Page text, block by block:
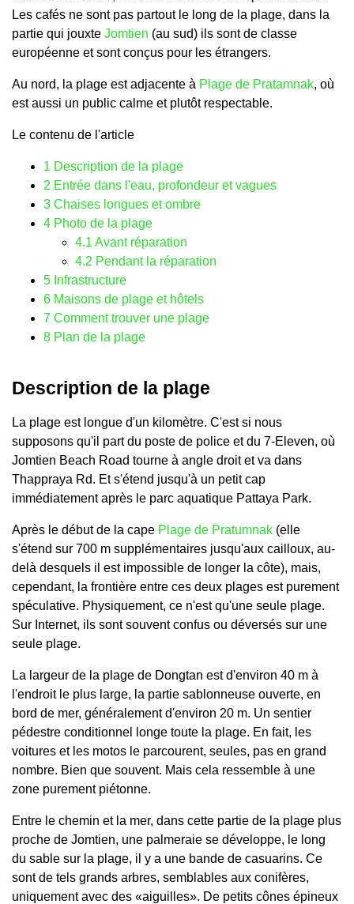
Les cafés ne sont pas partout le long de la plage, dans la
partie qui jouxte Jomtien (au sud) ils sont de classe
européenne et sont conçus pour les étrangers.
Au nord, la plage est adjacente à Plage de Pratamnak, où
est aussi un public calme et plutôt respectable.
Le contenu de l'article
1 Description de la plage
2 Entrée dans l'eau, profondeur et vagues
3 Chaises longues et ombre
4 Photo de la plage
4.1 Avant réparation
4.2 Pendant la réparation
5 Infrastructure
6 Maisons de plage et hôtels
7 Comment trouver une plage
8 Plan de la plage
Description de la plage
La plage est longue d'un kilomètre. C'est si nous
supposons qu'il part du poste de police et du 7-Eleven, où
Jomtien Beach Road tourne à angle droit et va dans
Thappraya Rd. Et s'étend jusqu'à un petit cap
immédiatement après le parc aquatique Pattaya Park.
Après le début de la cape Plage de Pratumnak (elle
s'étend sur 700 m supplémentaires jusqu'aux cailloux, au-
delà desquels il est impossible de longer la côte), mais,
cependant, la frontière entre ces deux plages est purement
spéculative. Physiquement, ce n'est qu'une seule plage.
Sur Internet, ils sont souvent confus ou déversés sur une
seule plage.
La largeur de la plage de Dongtan est d'environ 40 m à
l'endroit le plus large, la partie sablonneuse ouverte, en
bord de mer, généralement d'environ 20 m. Un sentier
pédestre conditionnel longe toute la plage. En fait, les
voitures et les motos le parcourent, seules, pas en grand
nombre. Bien que souvent. Mais cela ressemble à une
zone purement piétonne.
Entre le chemin et la mer, dans cette partie de la plage plus
proche de Jomtien, une palmeraie se développe, le long
du sable sur la plage, il y a une bande de casuarins. Ce
sont de tels grands arbres, semblables aux conifères,
uniquement avec des «aiguilles». De petits cônes épineux